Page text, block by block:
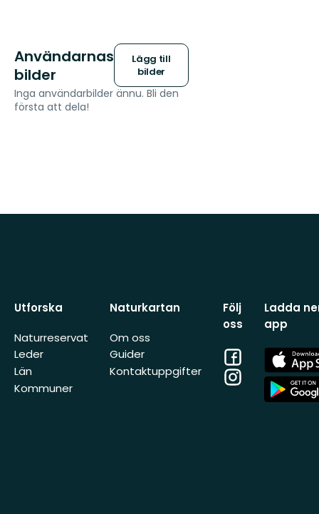
Användarnas
bilder
Lägg till
bilder
Inga användarbilder ännu. Bli den
första att dela!
Utforska
Naturreservat
Leder
Län
Kommuner
Naturkartan
Om oss
Guider
Kontaktuppgifter
Följ
oss
Facebook
Instagram
Ladda
app
App
Store
App
Store